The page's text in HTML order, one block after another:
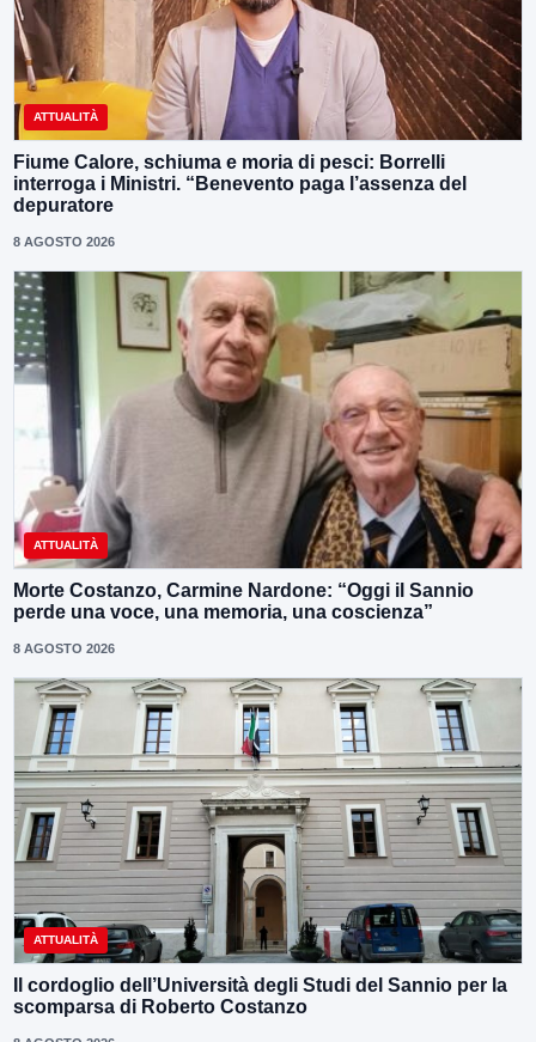
ATTUALITÀ
Fiume Calore, schiuma e moria di pesci: Borrelli
interroga i Ministri. “Benevento paga l’assenza del
depuratore
8 AGOSTO 2026
ATTUALITÀ
Morte Costanzo, Carmine Nardone: “Oggi il Sannio
perde una voce, una memoria, una coscienza”
8 AGOSTO 2026
ATTUALITÀ
Il cordoglio dell’Università degli Studi del Sannio per la
scomparsa di Roberto Costanzo